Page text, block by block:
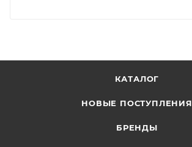
КАТАЛОГ
НОВЫЕ ПОСТУПЛЕНИЯ
БРЕНДЫ